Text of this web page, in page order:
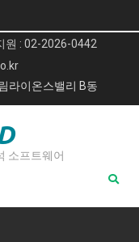
원 : 02-2026-0442
라이온스밸리 B동
소프트웨어